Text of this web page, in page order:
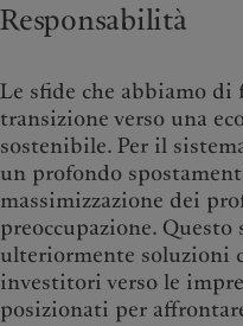
Responsabilità
Le sfide che abbiamo
transizione verso una
sostenibile. Per il
un profondo
massimizzazione dei
preoccupazione.
ulteriormente soluzioni
investitori verso le
posizionati per